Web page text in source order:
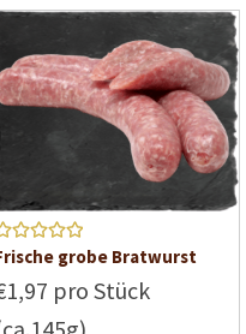
5
grobe Bratwurst
pro Stück